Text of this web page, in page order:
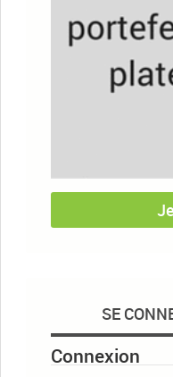
SE
Connexion